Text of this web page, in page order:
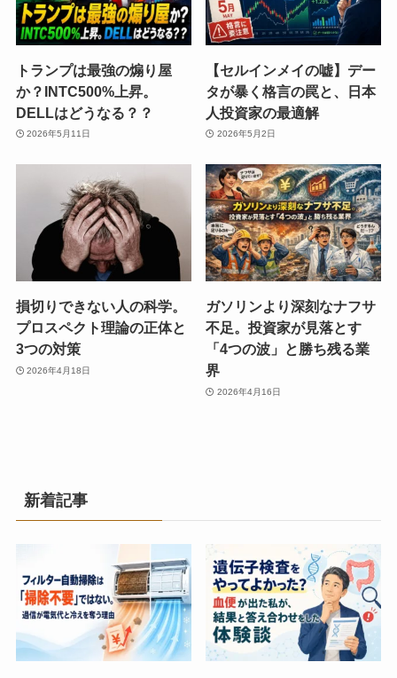
トランプは最強の煽り屋
か？INTC500%上昇。
DELLはどうなる？？
2026年5月11日
【セルインメイの嘘】デー
タが暴く格言の罠と、日本
人投資家の最適解
2026年5月2日
損切りできない人の科学。
プロスペクト理論の正体と
3つの対策
2026年4月18日
ガソリンより深刻なナフサ
不足。投資家が見落とす
「4つの波」と勝ち残る業
界
2026年4月16日
新着記事